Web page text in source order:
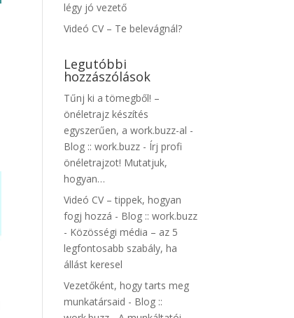
légy jó vezető
Videó CV – Te belevágnál?
Legutóbbi
hozzászólások
Tűnj ki a tömegből! –
önéletrajz készítés
egyszerűen, a work.buzz-al -
Blog :: work.buzz - Írj profi
önéletrajzot! Mutatjuk,
hogyan…
Videó CV – tippek, hogyan
fogj hozzá - Blog :: work.buzz
- Közösségi média – az 5
legfontosabb szabály, ha
állást keresel
Vezetőként, hogy tarts meg
munkatársaid - Blog ::